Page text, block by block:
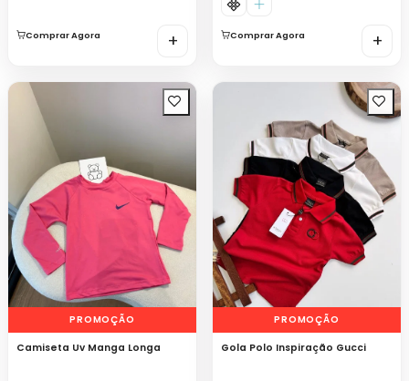
Comprar Agora + Comprar Agora +
PROMOÇÃO
Camiseta Uv Manga Longa
PROMOÇÃO
Gola Polo Inspiração Gucci